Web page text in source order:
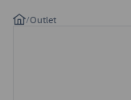
/Outlet